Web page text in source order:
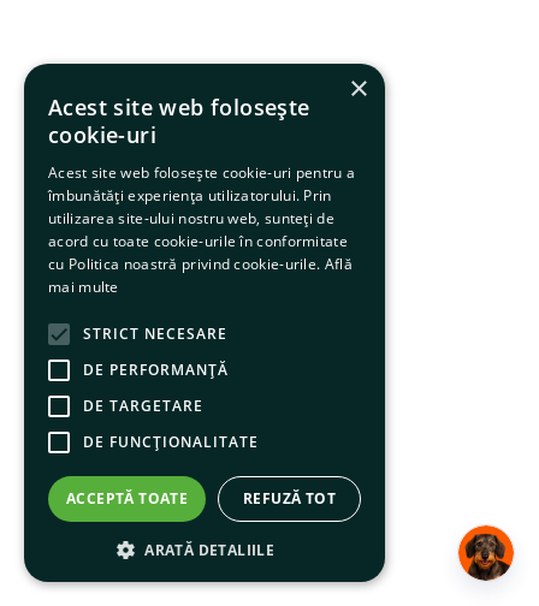
×
Acest site web folosește
cookie-uri
Acest site web folosește cookie-uri pentru a
îmbunătăți experiența utilizatorului. Prin
utilizarea site-ului nostru web, sunteți de
acord cu toate cookie-urile în conformitate
cu Politica noastră privind cookie-urile. Află
mai multe
STRICT NECESARE
DE PERFORMANȚĂ
DE TARGETARE
DE FUNCŢIONALITATE
ACCEPTĂ TOATE REFUZĂ TOT
ARATĂ DETALIILE